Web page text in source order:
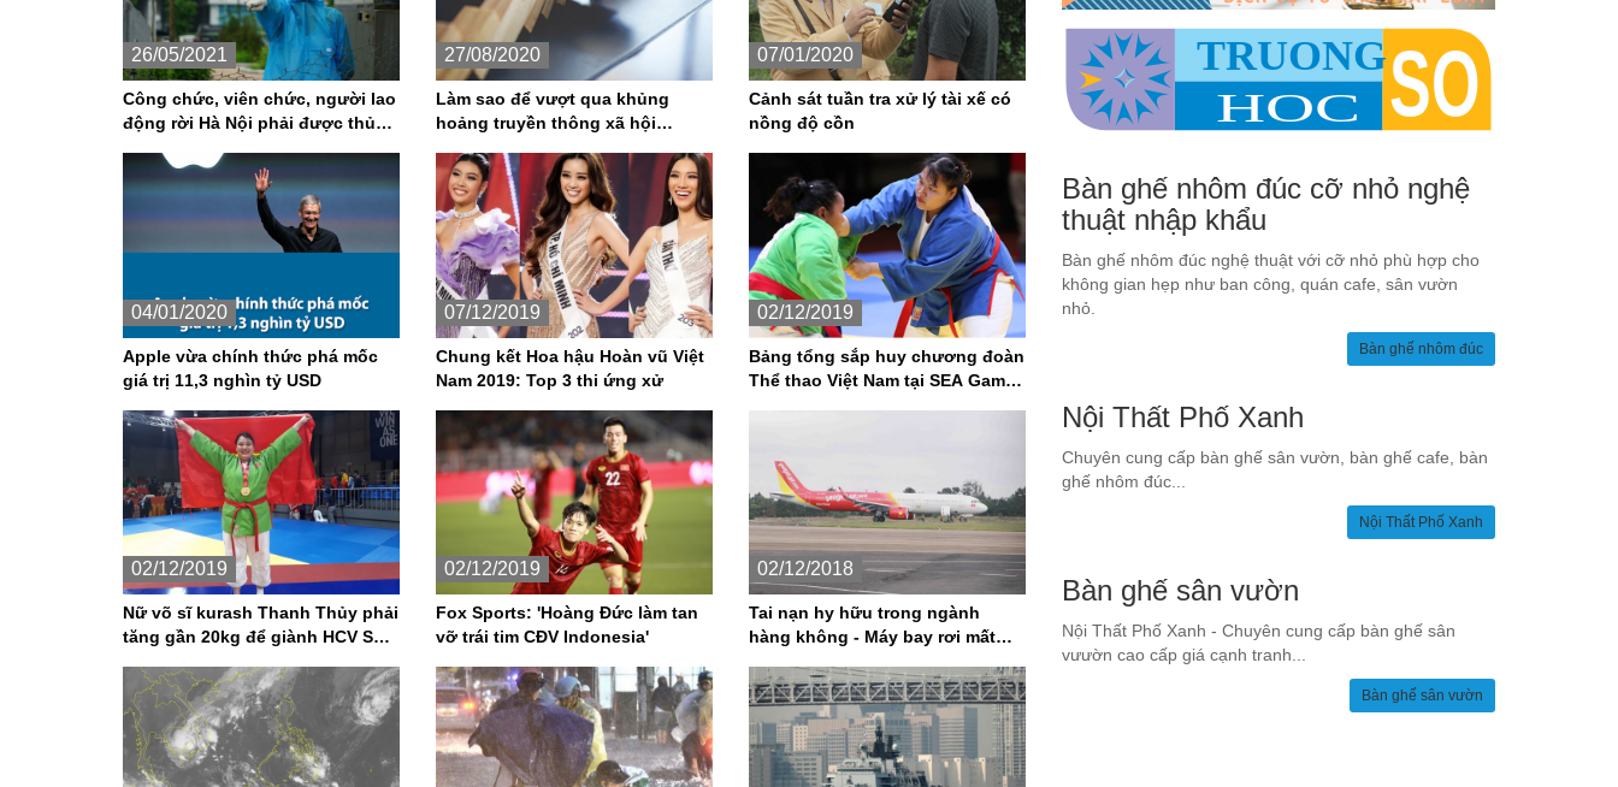
26/05/2021
Công chức, viên chức, người lao
động rời Hà Nội phải được thủ
27/08/2020
Làm sao để vượt qua khủng
hoảng truyền thông xã hội
07/01/2020
Cảnh sát tuần tra xử lý tài xế có
nồng độ cồn
04/01/2020
Apple vừa chính thức phá mốc
giá trị 11,3 nghìn tỷ USD
07/12/2019
Chung kết Hoa hậu Hoàn vũ Việt
Nam 2019: Top 3 thi ứng xử
02/12/2019
Bảng tổng sắp huy chương đoàn
Thể thao Việt Nam tại SEA Games
02/12/2019
Nữ võ sĩ kurash Thanh Thủy phải
tăng gần 20kg để giành HCV SEA
02/12/2019
Fox Sports: 'Hoàng Đức làm tan
vỡ trái tim CĐV Indonesia'
02/12/2018
Tai nạn hy hữu trong ngành
hàng không - Máy bay rơi mất
Bàn ghế nhôm đúc cỡ nhỏ nghệ
thuật nhập khẩu
Bàn ghế nhôm đúc nghệ thuật với cỡ nhỏ phù hợp cho
không gian hẹp như ban công, quán cafe, sân vườn
nhỏ.
Bàn ghế nhôm đúc
Nội Thất Phố Xanh
Chuyên cung cấp bàn ghế sân vườn, bàn ghế cafe, bàn
ghế nhôm đúc...
Nội Thất Phố Xanh
Bàn ghế sân vườn
Nội Thất Phố Xanh - Chuyên cung cấp bàn ghế sân
vưườn cao cấp giá cạnh tranh...
Bàn ghế sân vườn